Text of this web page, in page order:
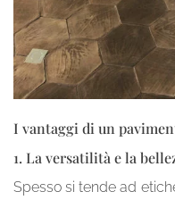
I vantaggi di un
1. La versatilità e la
Spesso si tende ad